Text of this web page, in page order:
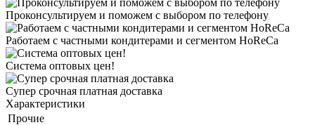
Проконсультируем и поможем с выбором по телефону
Работаем с частными кондитерами и сегментом HoReCa
Система оптовых цен!
Супер срочная платная доставка
Характеристики
Прочие